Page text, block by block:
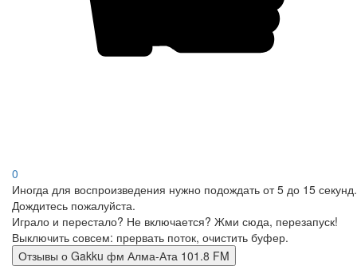
0
Иногда для воспроизведения нужно подождать от 5 до 15 секунд.
Дождитесь пожалуйста.
Играло и перестало? Не включается? Жми сюда, перезапуск!
Выключить совсем: прервать поток, очистить буфер.
Отзывы о Gakku фм Алма-Ата 101.8 FM